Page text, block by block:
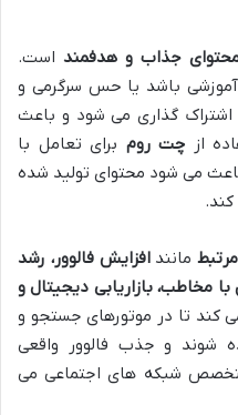
جذاب و هدفمند است.
باشد یا حس سرگرمی و
اشتراک گذاری می شود و باعث
از چت روم برای تعامل با
می شود محتوای تولید شده
مانندافزایش فالوور، رشد
مخاطب، بازاریابی دیجیتال و
کند تا در موتورهای جستجو و
شوند و جذب فالوور واقعی
شبکه های اجتماعی می